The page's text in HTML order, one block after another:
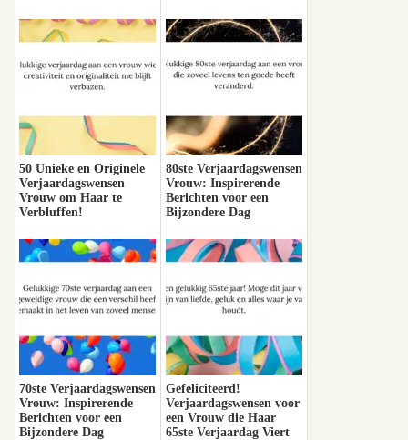
50 Unieke en Originele
Verjaardagswensen
Vrouw om Haar te
Verbluffen!
80ste Verjaardagswensen
Vrouw: Inspirerende
Berichten voor een
Bijzondere Dag
70ste Verjaardagswensen
Vrouw: Inspirerende
Berichten voor een
Bijzondere Dag
Gefeliciteerd!
Verjaardagswensen voor
een Vrouw die Haar
65ste Verjaardag Viert